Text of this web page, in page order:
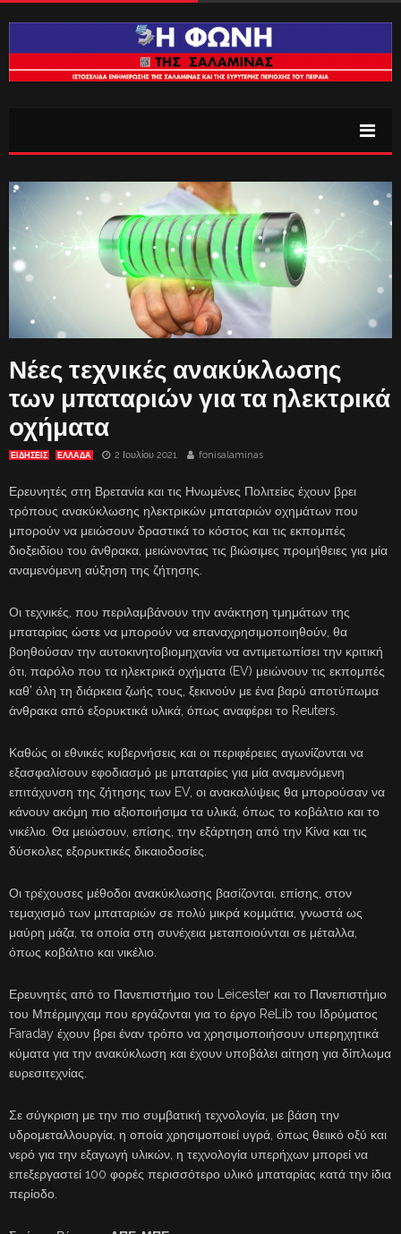
Νέες τεχνικές ανακύκλωσης
των μπαταριών για τα ηλεκτρικά
οχήματα
ΕΙΔΗΣΕΙΣ ΕΛΛΑΔΑ 2 Ιουλίου 2021 fonisalaminas
Ερευνητές στη Βρετανία και τις Ηνωμένες Πολιτείες έχουν βρει
τρόπους ανακύκλωσης ηλεκτρικών μπαταριών οχημάτων που
μπορούν να μειώσουν δραστικά το κόστος και τις εκπομπές
διοξειδίου του άνθρακα, μειώνοντας τις βιώσιμες προμήθειες για μία
αναμενόμενη αύξηση της ζήτησης.
Οι τεχνικές, που περιλαμβάνουν την ανάκτηση τμημάτων της
μπαταρίας ώστε να μπορούν να επαναχρησιμοποιηθούν, θα
βοηθούσαν την αυτοκινητοβιομηχανία να αντιμετωπίσει την κριτική
ότι, παρόλο που τα ηλεκτρικά οχήματα (EV) μειώνουν τις εκπομπές
καθ’ όλη τη διάρκεια ζωής τους, ξεκινούν με ένα βαρύ αποτύπωμα
άνθρακα από εξορυκτικά υλικά, όπως αναφέρει το Reuters.
Καθώς οι εθνικές κυβερνήσεις και οι περιφέρειες αγωνίζονται να
εξασφαλίσουν εφοδιασμό με μπαταρίες για μία αναμενόμενη
επιτάχυνση της ζήτησης των EV, οι ανακαλύψεις θα μπορούσαν να
κάνουν ακόμη πιο αξιοποιήσιμα τα υλικά, όπως το κοβάλτιο και το
νικέλιο. Θα μειώσουν, επίσης, την εξάρτηση από την Κίνα και τις
δύσκολες εξορυκτικές δικαιοδοσίες.
Οι τρέχουσες μέθοδοι ανακύκλωσης βασίζονται, επίσης, στον
τεμαχισμό των μπαταριών σε πολύ μικρά κομμάτια, γνωστά ως
μαύρη μάζα, τα οποία στη συνέχεια μεταποιούνται σε μέταλλα,
όπως κοβάλτιο και νικέλιο.
Ερευνητές από το Πανεπιστήμιο του Leicester και το Πανεπιστήμιο
του Μπέρμιγχαμ που εργάζονται για το έργο ReLib του Ιδρύματος
Faraday έχουν βρει έναν τρόπο να χρησιμοποιήσουν υπερηχητικά
κύματα για την ανακύκλωση και έχουν υποβάλει αίτηση για δίπλωμα
ευρεσιτεχνίας.
Σε σύγκριση με την πιο συμβατική τεχνολογία, με βάση την
υδρομεταλλουργία, η οποία χρησιμοποιεί υγρά, όπως θειικό οξύ και
νερό για την εξαγωγή υλικών, η τεχνολογία υπερήχων μπορεί να
επεξεργαστεί 100 φορές περισσότερο υλικό μπαταρίας κατά την ίδια
περίοδο.